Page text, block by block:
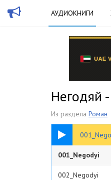
АУДИОКНИГИ
Негодяй
Из раздела Роман
09:06
001_Negodyi
002_Negodyi